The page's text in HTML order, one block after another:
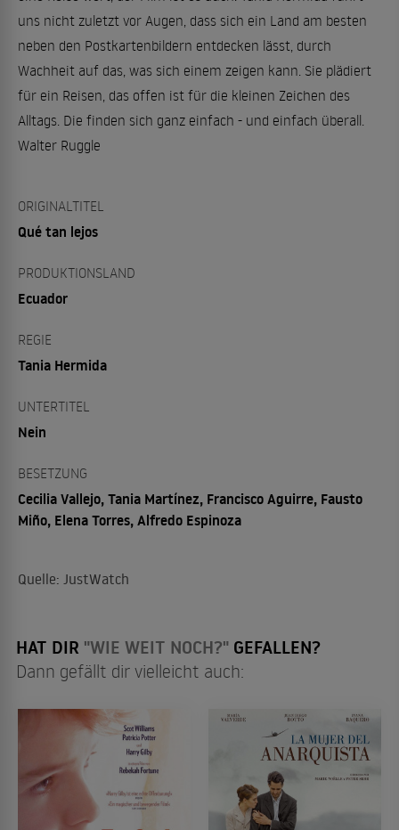
uns nicht zuletzt vor Augen, dass sich ein Land am besten
neben den Postkartenbildern entdecken lässt, durch
Wachheit auf das, was sich einem zeigen kann. Sie plädiert
für ein Reisen, das offen ist für die kleinen Zeichen des
Alltags. Die finden sich ganz einfach - und einfach überall.
Walter Ruggle
ORIGINALTITEL
Qué tan lejos
PRODUKTIONSLAND
Ecuador
REGIE
Tania Hermida
UNTERTITEL
Nein
BESETZUNG
Cecilia Vallejo, Tania Martínez, Francisco Aguirre, Fausto
Miño, Elena Torres, Alfredo Espinoza
Quelle: JustWatch
HAT DIR "WIE WEIT NOCH?" GEFALLEN?
Dann gefällt dir vielleicht auch: